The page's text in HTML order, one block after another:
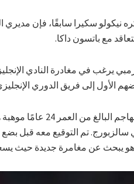
نيكولو سكيرا سابقًا، فإن
مع باتسون داكا.
يرغب في مغادرة النادي
الأول إلى فريق الدوري
كان هذا المهاجم
هو يبحث عن مغامرة جديدة حيث